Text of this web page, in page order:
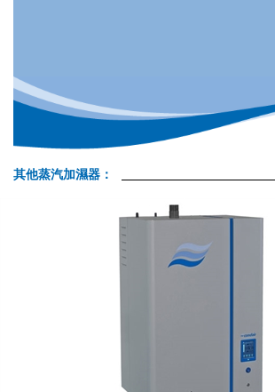
其他蒸汽加濕器：